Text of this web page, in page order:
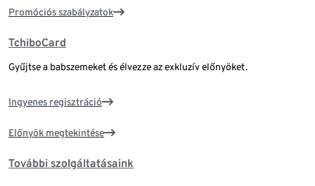
Promóciós szabályzatok
TchiboCard
Gyűjtse a babszemeket és élvezze az exkluzív előnyöket.
Ingyenes regisztráció
Előnyök megtekintése
További szolgáltatásaink